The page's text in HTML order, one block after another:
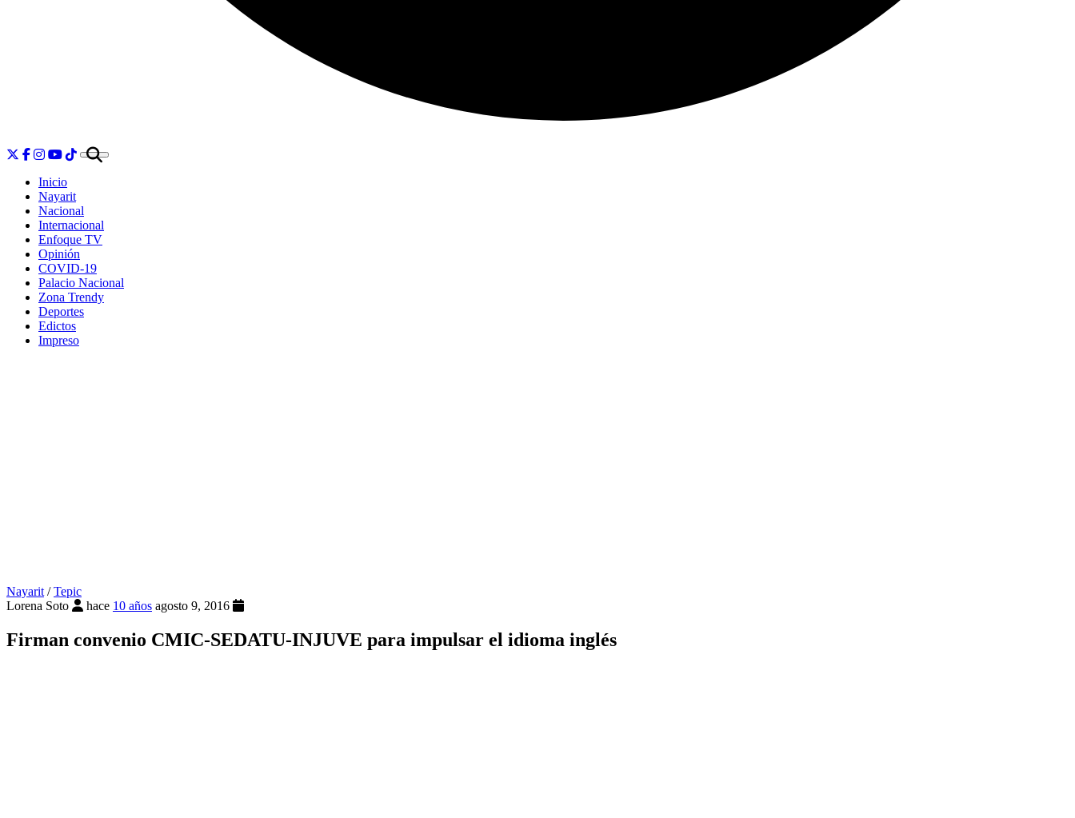
Inicio
Nayarit
Nacional
Internacional
Enfoque TV
Opinión
COVID-19
Palacio Nacional
Zona Trendy
Deportes
Edictos
Impreso
Nayarit/Tepic
Lorena Soto
hace 10 años agosto 9, 2016
Firman convenio CMIC-SEDATU-INJUVE para impulsar el idioma inglés